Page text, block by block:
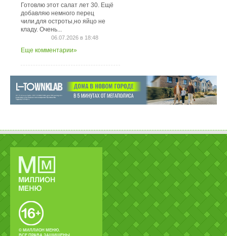
Готовлю этот салат лет 30. Ещё
добавляю немного перец
чили,для остроты,но яйцо не
кладу. Очень...
06.07.2026 в 18:48
Еще комментарии»
© МИЛЛИОН МЕНЮ.